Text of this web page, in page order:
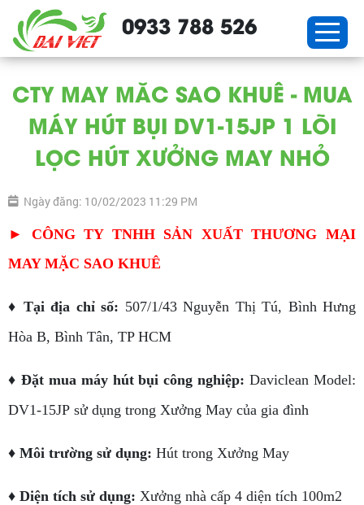
0933 788 526
CTY MAY MĂC SAO KHUÊ - MUA
MÁY HÚT BỤI DV1-15JP 1 LÕI
LỌC HÚT XƯỞNG MAY NHỎ
Ngày đăng: 10/02/2023 11:29 PM
► CÔNG TY TNHH SẢN XUẤT THƯƠNG MẠI
MAY MẶC SAO KHUÊ
♦ Tại địa chỉ số: 507/1/43 Nguyễn Thị Tú, Bình Hưng
Hòa B, Bình Tân, TP HCM
♦ Đặt mua máy hút bụi công nghiệp: Daviclean Model:
DV1-15JP sử dụng trong Xưởng May của gia đình
♦ Môi trường sử dụng: Hút trong Xưởng May
♦ Diện tích sử dụng: Xưởng nhà cấp 4 diện tích 100m2